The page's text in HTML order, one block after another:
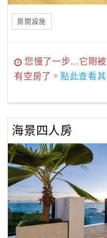
房間設施
您慢了一步...它剛
有空房了。 點此查看
海景四人房